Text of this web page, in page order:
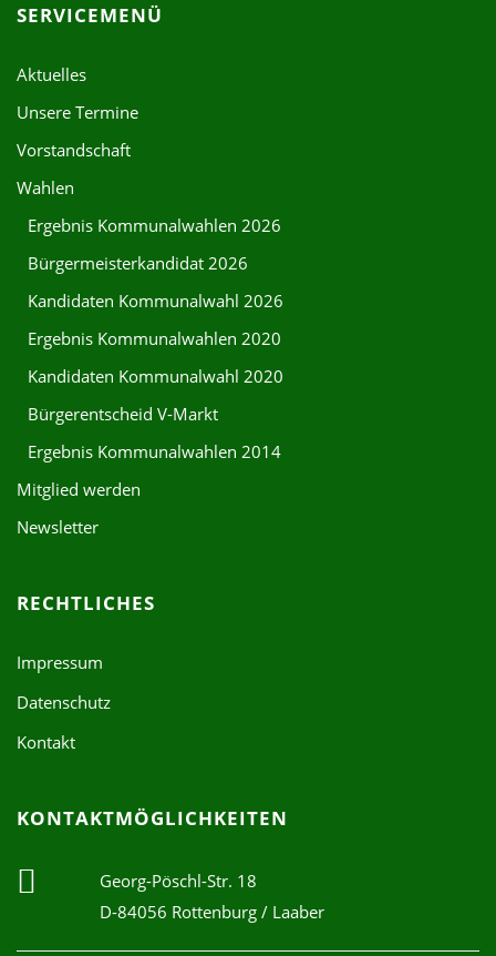
SERVICEMENÜ
Aktuelles
Unsere Termine
Vorstandschaft
Wahlen
Ergebnis Kommunalwahlen 2026
Bürgermeisterkandidat 2026
Kandidaten Kommunalwahl 2026
Ergebnis Kommunalwahlen 2020
Kandidaten Kommunalwahl 2020
Bürgerentscheid V-Markt
Ergebnis Kommunalwahlen 2014
Mitglied werden
Newsletter
RECHTLICHES
Impressum
Datenschutz
Kontakt
KONTAKTMÖGLICHKEITEN
Georg-Pöschl-Str. 18
D-84056 Rottenburg / Laaber